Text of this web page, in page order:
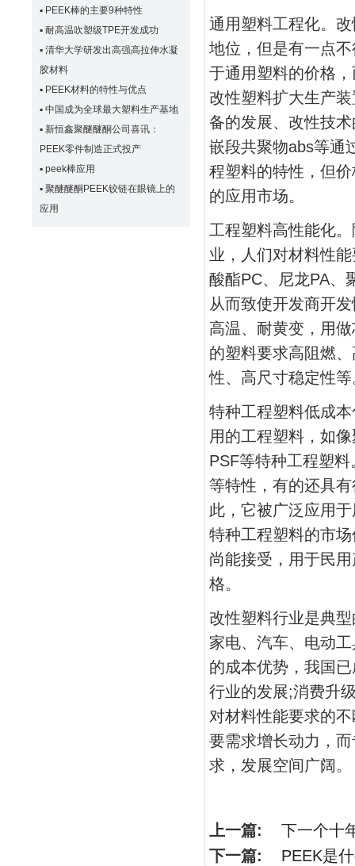
▪ PEEK棒的主要9种特性
▪ 耐高温吹塑级TPE开发成功
▪ 清华大学研发出高强高拉伸水凝
胶材料
▪ PEEK材料的特性与优点
▪ 中国成为全球最大塑料生产基地
▪ 新恒鑫聚醚醚酮公司喜讯：
PEEK零件制造正式投产
▪ peek棒应用
▪ 聚醚醚酮PEEK铰链在眼镜上的
应用
通用塑料工程化。
地位，但是有一点
于通用塑料的价格
改性塑料扩大生产
备的发展、改性技
嵌段共聚物abs等通
程塑料的特性，但
的应用市场。
工程塑料高性能化
业，人们对材料性
酸酯PC、尼龙PA、
从而致使开发商开
高温、耐黄变，用
的塑料要求高阻燃
性、高尺寸稳定性等
特种工程塑料低成
用的工程塑料，如
PSF等特种工程塑
等特性，有的还具
此，它被广泛应用
特种工程塑料的市
尚能接受，用于民
格。
改性塑料行业是典
家电、汽车、电动
的成本优势，我国
行业的发展;消费升
对材料性能要求的
要需求增长动力，
求，发展空间广阔。
上一篇: 下一个十
下一篇: PEEK是